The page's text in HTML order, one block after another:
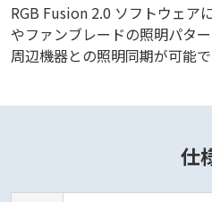
RGB Fusion 2.0 ソフトウェア
やファンブレードの照明パタ
周辺機器との照明同期が可能で
仕